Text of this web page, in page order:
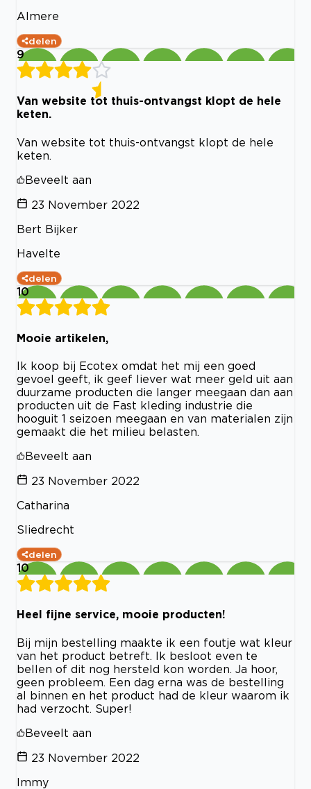
Almere
delen
9
Van website tot thuis-ontvangst klopt de hele
keten.
Van website tot thuis-ontvangst klopt de hele
keten.
Beveelt aan
23 November 2022
Bert Bijker
Havelte
delen
10
Mooie artikelen,
Ik koop bij Ecotex omdat het mij een goed
gevoel geeft, ik geef liever wat meer geld uit aan
duurzame producten die langer meegaan dan aan
producten uit de Fast kleding industrie die
hooguit 1 seizoen meegaan en van materialen zijn
gemaakt die het milieu belasten.
Beveelt aan
23 November 2022
Catharina
Sliedrecht
delen
10
Heel fijne service, mooie producten!
Bij mijn bestelling maakte ik een foutje wat kleur
van het product betreft. Ik besloot even te
bellen of dit nog hersteld kon worden. Ja hoor,
geen probleem. Een dag erna was de bestelling
al binnen en het product had de kleur waarom ik
had verzocht. Super!
Beveelt aan
23 November 2022
Immy